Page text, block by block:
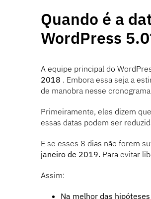
Quando é a
WordPress
A equipe principal do
2018 . Embora essa seja a
de manobra nesse
Primeiramente, eles dizem
essas datas podem ser
E se esses 8 dias não forem
janeiro de 2019. Para evitar
Assim:
Na melhor das hipóteses